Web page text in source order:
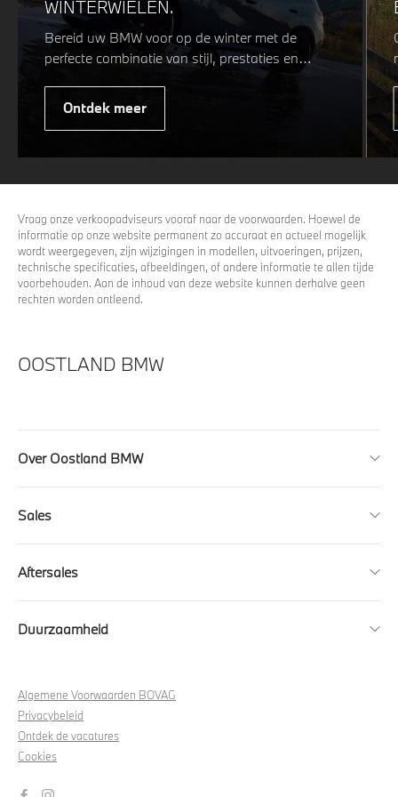
WINTERWIELEN.
Bereid uw BMW voor op de winter met de
perfecte combinatie van stijl, prestaties en
veiligheid. Of u nu kiest voor een sportieve of
elegante look, onze winterwielen zijn
ontworpen om uw rijervaring te optimaliseren,
weersomstandigheden. Profiteer nu van15%
voordeel.
Ontdek meer
Vraag onze verkoopadviseurs vooraf naar de voorwaarden. Hoewel de
informatie op onze website permanent zo accuraat en actueel mogelijk
wordt weergegeven, zijn wijzigingen in modellen, uitvoeringen, prijzen,
technische specificaties, afbeeldingen, of andere informatie te allen tijde
voorbehouden. Aan de inhoud van deze website kunnen derhalve geen
rechten worden ontleend.
OOSTLAND BMW
Over Oostland BMW
Sales
Aftersales
Duurzaamheid
Algemene Voorwaarden BOVAG
Privacybeleid
Ontdek de vacatures
Cookies